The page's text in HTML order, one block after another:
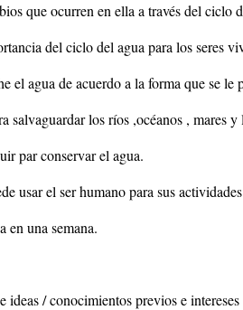
que ocurren en ella a través del ciclo
del ciclo del agua para los seres
el agua de acuerdo a la forma que se le
salvaguardar los ríos ,océanos , mares y
par conservar el agua.
usar el ser humano para sus
en una semana.
/ conocimientos previos e